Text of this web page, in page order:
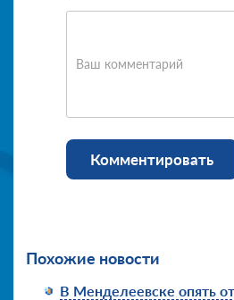
Ваш комментарий
Комментировать
Похожие новости
В Менделеевске опять